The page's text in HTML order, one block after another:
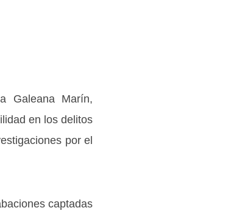
Galeana Marín,
en los delitos
por el
captadas